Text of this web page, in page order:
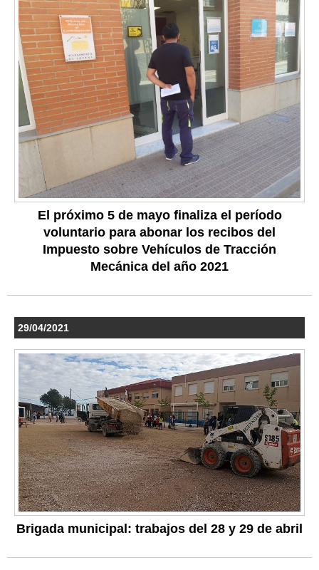
El próximo 5 de mayo finaliza el período
voluntario para abonar los recibos del
Impuesto sobre Vehículos de Tracción
Mecánica del año 2021
29/04/2021
Brigada municipal: trabajos del 28 y 29 de abril